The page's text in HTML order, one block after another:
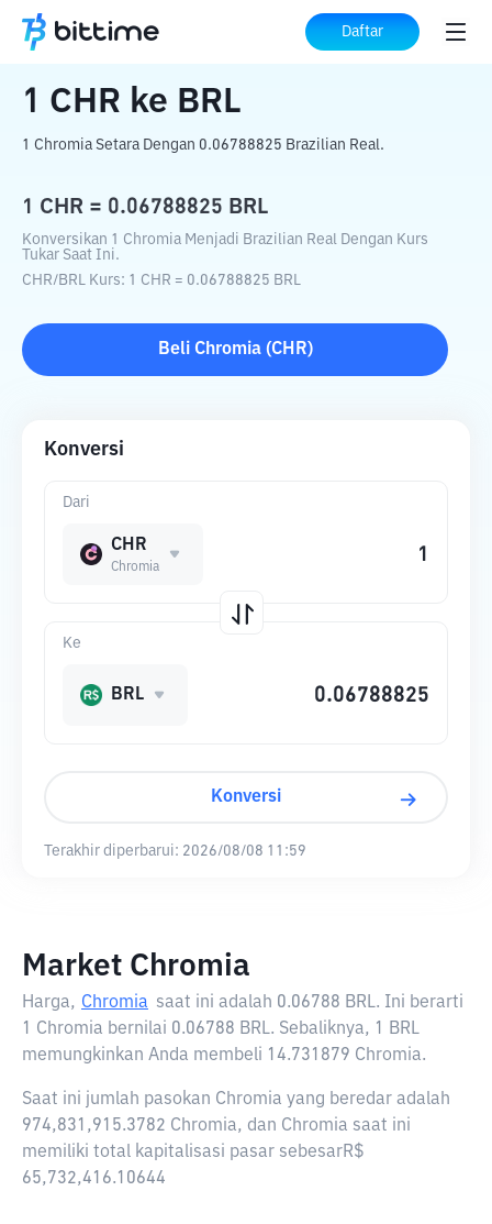
Daftar
Beranda Konverter Kripto ke BRL
1 CHR ke BRL
1 Chromia Setara Dengan 0.06788825 Brazilian Real.
1 CHR = 0.06788825 BRL
Konversikan 1 Chromia Menjadi Brazilian Real Dengan Kurs
Tukar Saat Ini.
CHR/BRL Kurs: 1 CHR = 0.06788825 BRL
Beli Chromia(CHR)
Konversi
Dari
CHR
Chromia
Ke
BRL
Konversi
Terakhir diperbarui: 2026/08/08 11:59
Market Chromia
Harga, Chromia saat ini adalah 0.06788 BRL. Ini berarti
1 Chromia bernilai 0.06788 BRL. Sebaliknya, 1 BRL
memungkinkan Anda membeli 14.731879 Chromia.
Saat ini jumlah pasokan Chromia yang beredar adalah
974,831,915.3782 Chromia, dan Chromia saat ini
memiliki total kapitalisasi pasar sebesarR$
65,732,416.10644